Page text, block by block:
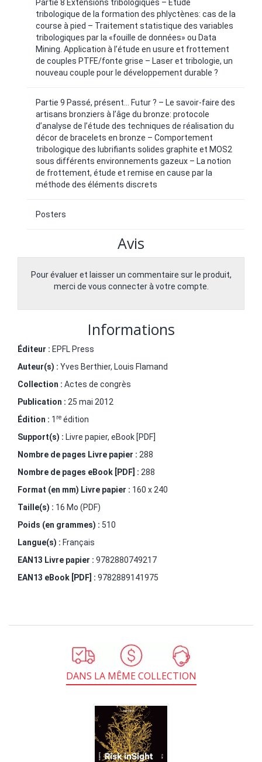
Partie 8 Extensions tribologiques – Etude
tribologique de la formation des phlyctènes: cas de la
course à pied – Traitement statistique des variables
tribologiques par la «fouille de données» ou Data
Mining. Application à l’étude en usure et frottement
de couples PTFE/fonte grise – Laser et tribologie, un
nouveau couple pour le développement durable ?
Partie 9 Passé, présent... Futur ? – Le savoir-faire des
artisans bronziers à l’âge du bronze: protocole
d’analyse de l’étude des techniques de réalisation du
décor de bracelets en bronze – Comportement
tribologique des lubrifiants solides graphite et MOS2
sous différents environnements gazeux – La notion
de frottement, étude et remise en cause par la
méthode des éléments discrets
Posters
Avis
Pour évaluer et laisser un commentaire sur le produit,
merci de vous connecter à votre compte.
Informations
Éditeur : EPFL Press
Auteur(s) : Yves Berthier, Louis Flamand
Collection : Actes de congrès
Publication : 25 mai 2012
Édition : 1 re édition
Support(s) : Livre papier, eBook [PDF]
Nombre de pages Livre papier : 288
Nombre de pages eBook [PDF] : 288
Format (en mm) Livre papier : 160 x 240
Taille(s) : 16 Mo (PDF)
Poids (en grammes) : 510
Langue(s) : Français
EAN13 Livre papier : 9782880749217
EAN13 eBook [PDF] : 9782889141975
DANS LA MÊME COLLECTION